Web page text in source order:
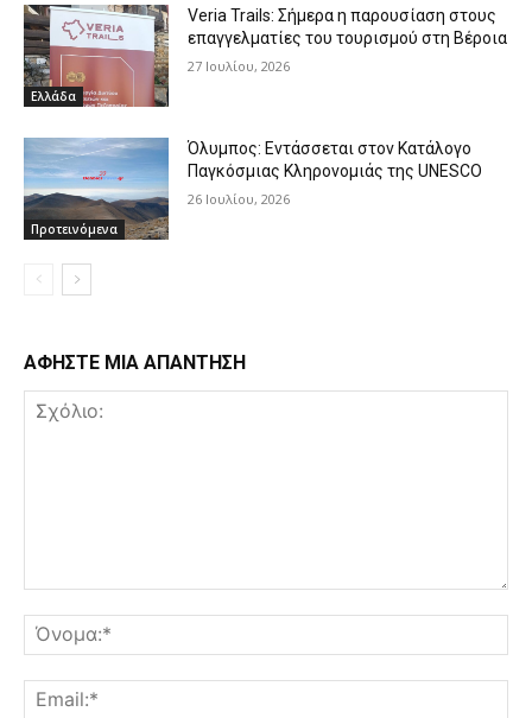
Ελλάδα
Veria Trails: Σήμερα η παρουσίαση στους
επαγγελματίες του τουρισμού στη Βέροια
27 Ιουλίου, 2026
Προτεινόμενα
Όλυμπος: Εντάσσεται στον Κατάλογο
Παγκόσμιας Κληρονομιάς της UNESCO
26 Ιουλίου, 2026
ΑΦΗΣΤΕ ΜΙΑ ΑΠΑΝΤΗΣΗ